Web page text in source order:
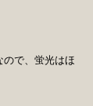
で、蛍光はほ